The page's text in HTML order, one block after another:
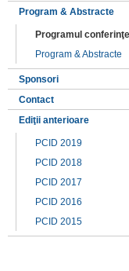
Program & Abstracte
Programul
Program & Abstracte
Sponsori
Contact
Ediţii anterioare
PCID 2019
PCID 2018
PCID 2017
PCID 2016
PCID 2015